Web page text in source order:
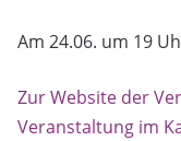
Am 24.06. um 19
Zur Website der
Veranstaltung im